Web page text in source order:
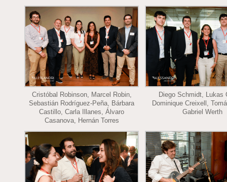
Cristóbal Robinson, Marcel Robin,
Sebastián Rodríguez-Peña, Bárbara
Castillo, Carla Illanes, Álvaro
Casanova, Hernán Torres
Diego Schmidt, Lukas
Dominique Creixell,
Gabriel Werth